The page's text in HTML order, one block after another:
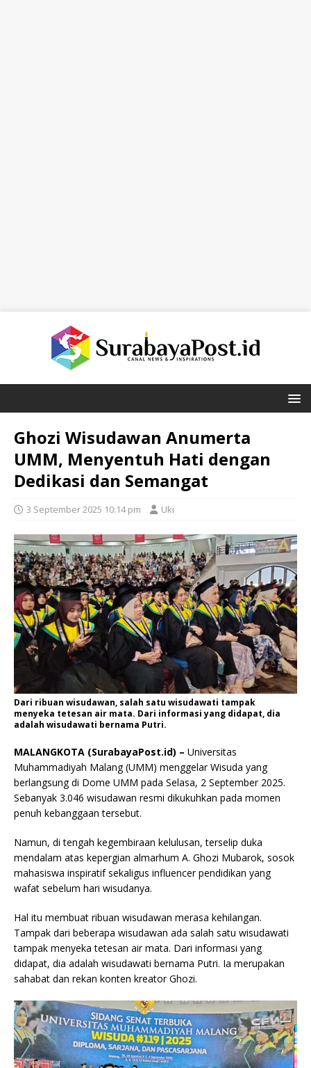
Ghozi Wisudawan Anumerta
UMM, Menyentuh Hati dengan
Dedikasi dan Semangat
3 September 2025 10:14 pm Uki
Dari ribuan wisudawan, salah satu wisudawati tampak
menyeka tetesan air mata. Dari informasi yang didapat, dia
adalah wisudawati bernama Putri.
MALANGKOTA (SurabayaPost.id) – Universitas
Muhammadiyah Malang (UMM) menggelar Wisuda yang
berlangsung di Dome UMM pada Selasa, 2 September 2025.
Sebanyak 3.046 wisudawan resmi dikukuhkan pada momen
penuh kebanggaan tersebut.
Namun, di tengah kegembiraan kelulusan, terselip duka
mendalam atas kepergian almarhum A. Ghozi Mubarok, sosok
mahasiswa inspiratif sekaligus influencer pendidikan yang
wafat sebelum hari wisudanya.
Hal itu membuat ribuan wisudawan merasa kehilangan.
Tampak dari beberapa wisudawan ada salah satu wisudawati
tampak menyeka tetesan air mata. Dari informasi yang
didapat, dia adalah wisudawati bernama Putri. Ia merupakan
sahabat dan rekan konten kreator Ghozi.